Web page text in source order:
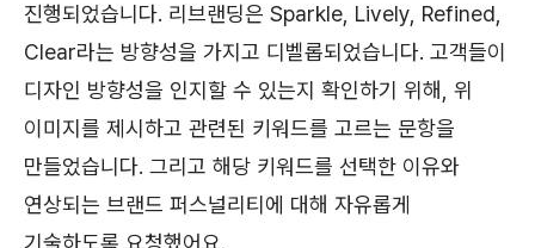
진행되었습니다. 리브랜딩은 Sparkle, Lively, Refined,
Clear라는 방향성을 가지고 디벨롭되었습니다. 고객들이
디자인 방향성을 인지할 수 있는지 확인하기 위해, 위
이미지를 제시하고 관련된 키워드를 고르는 문항을
만들었습니다. 그리고 해당 키워드를 선택한 이유와
연상되는 브랜드 퍼스널리티에 대해 자유롭게
기술하도록 요청했어요.